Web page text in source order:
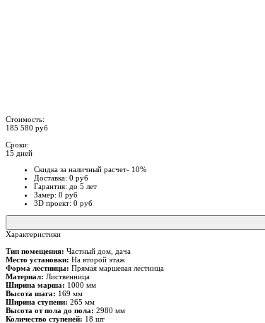
Стоимость:
185 580 руб
Сроки:
15 дней
Скидка за наличный расчет- 10%
Доставка: 0 руб
Гарантия: до 5 лет
Замер: 0 руб
3D проект: 0 руб
Характеристики
Тип помещения: Частный дом, дача
Место установки: На второй этаж
Форма лестницы: Прямая маршевая лестница
Материал: Лиственница
Ширина марша: 1000 мм
Высота шага: 169 мм
Ширина ступени: 265 мм
Высота от пола до пола: 2980 мм
Количество ступеней: 18 шт